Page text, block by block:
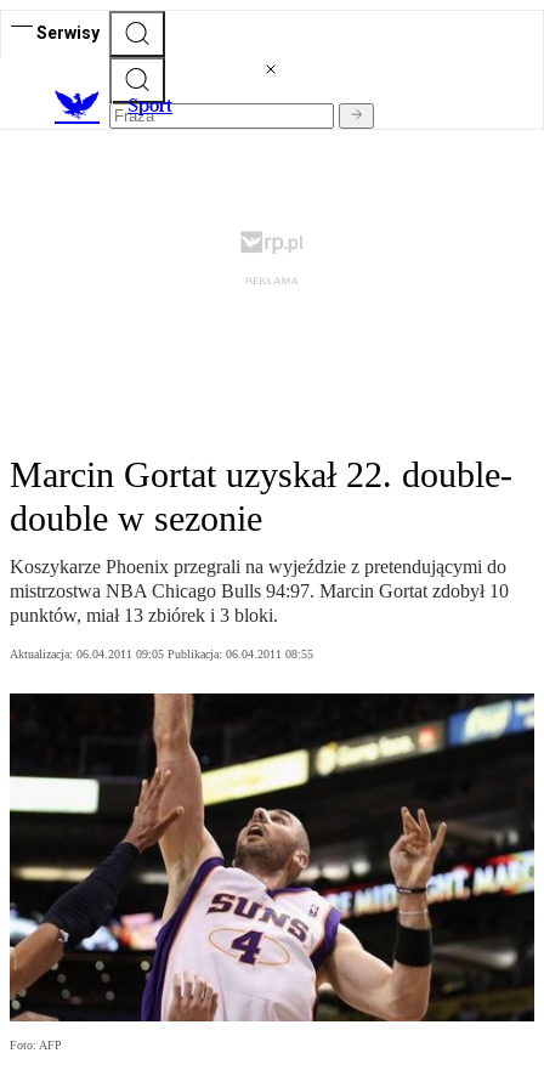
Serwisy
Sport
Marcin Gortat uzyskał 22. double-
double w sezonie
Koszykarze Phoenix przegrali na wyjeździe z pretendującymi do
mistrzostwa NBA Chicago Bulls 94:97. Marcin Gortat zdobył 10
punktów, miał 13 zbiórek i 3 bloki.
Aktualizacja: 06.04.2011 09:05 Publikacja: 06.04.2011 08:55
Foto: AFP